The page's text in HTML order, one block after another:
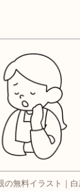
の無料イラスト｜